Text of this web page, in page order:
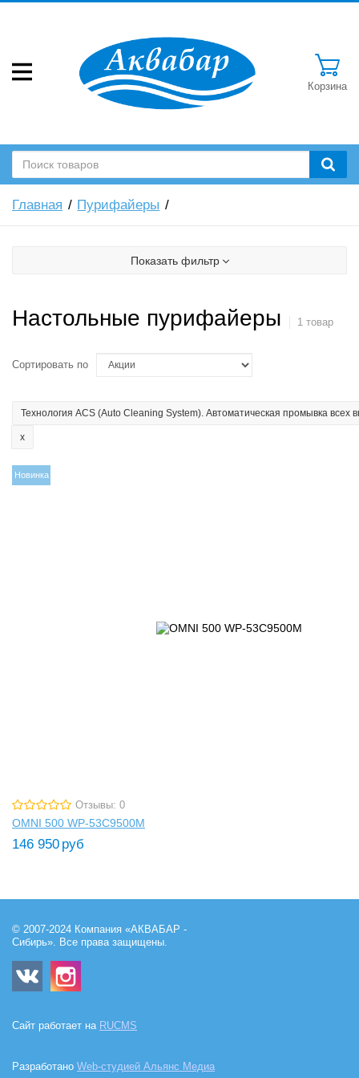
Корзина
Главная Пурифайеры
Показать фильтр
Настольные пурифайеры 1 товар
Сортировать по
Технология ACS (Auto Cleaning System). Автоматическая промывка
Новинка
Отзывы: 0
OMNI 500 WP-53C9500M
146 950 руб
© 2007-2024 Компания «АКВАБАР -
Сибирь». Все права защищены.
Сайт работает на RUCMS
Разработано Web-студией Альянс Медиа